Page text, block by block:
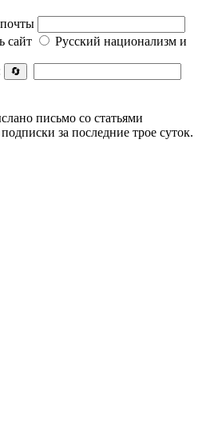
сайт
Русский национализм и
🔄
письмо со статьями
за последние трое суток.